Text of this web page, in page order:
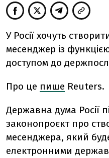
У Росії хочуть
месенджер із функцією
доступом до
Про це пише Reuters.
Державна дума Росії
законопроєкт про
месенджера, який
електронними